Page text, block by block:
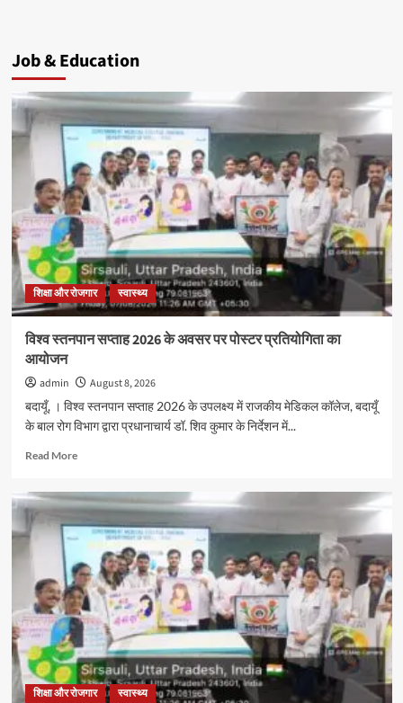
Job & Education
शिक्षा और रोजगार स्वास्थ्य
विश्व स्तनपान सप्ताह 2026 के अवसर पर पोस्टर प्रतियोगिता का
आयोजन
admin
August 8, 2026
बदायूँ, । विश्व स्तनपान सप्ताह 2026 के उपलक्ष्य में राजकीय मेडिकल कॉलेज, बदायूँ
के बाल रोग विभाग द्वारा प्रधानाचार्य डॉ. शिव कुमार के निर्देशन में...
Read MoreRead
विश्व
स्तनपान
सप्ताह
2026
के
अवसर
पर
पोस्टर
प्रतियोगिता
का
आयोजन
शिक्षा और रोजगार स्वास्थ्य